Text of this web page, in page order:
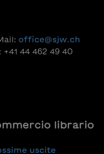
office@sjw.ch
+41 44 462 49 40
librario
uscite